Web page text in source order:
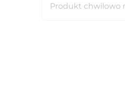
Produkt chwilowo